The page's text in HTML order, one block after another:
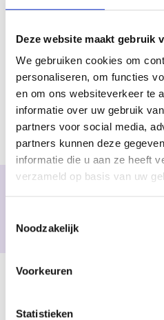
Deze website maakt gebruik
We gebruiken cookies om
personaliseren, om functies
en om ons websiteverkeer te
informatie over uw gebruik
partners voor social media,
partners kunnen deze
informatie die u aan ze heeft
verzameld op basis van uw
Noodzakelijk
Voorkeuren
Statistieken
Zijn jullie er klaar
Plan jouw schoolreisje naar
ontdek wat er allemaal
Wordt het